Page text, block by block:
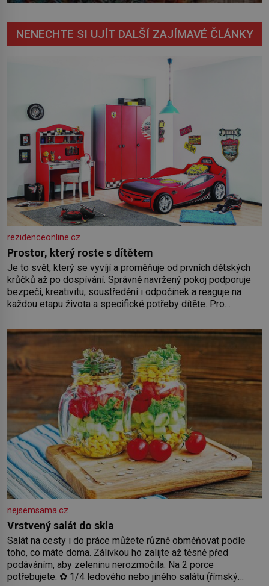
NENECHTE SI UJÍT DALŠÍ ZAJÍMAVÉ ČLÁNKY
rezidenceonline.cz
Prostor, který roste s dítětem
Je to svět, který se vyvíjí a proměňuje od prvních dětských
krůčků až po dospívání. Správně navržený pokoj podporuje
bezpečí, kreativitu, soustředění i odpočinek a reaguje na
každou etapu života a specifické potřeby dítěte. Pro
by pokoj miminka měl působit především klidně a útulně.
Předškolní věk je
nejsemsama.cz
Vrstvený salát do skla
Salát na cesty i do práce můžete různě obměňovat podle
toho, co máte doma. Zálivkou ho zalijte až těsně před
podáváním, aby zeleninu nerozmočila. Na 2 porce
potřebujete: ✿ 1/4 ledového nebo jiného salátu (římský